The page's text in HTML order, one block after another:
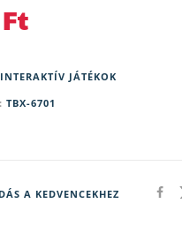
Ft
INTERAKTÍV JÁTÉKOK
TBX-6701
A KEDVENCEKHEZ